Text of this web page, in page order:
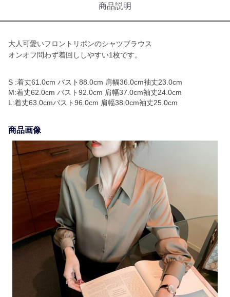
商品説明
大人可愛いフロントリボンのシャツブラウス
オンオフ問わず着回ししやすい1枚です。
S :着丈61.0cm バスト88.0cm 肩幅36.0cm袖丈23.0cm
M:着丈62.0cm バスト92.0cm 肩幅37.0cm袖丈24.0cm
L:着丈63.0cmバスト96.0cm 肩幅38.0cm袖丈25.0cm
商品画像